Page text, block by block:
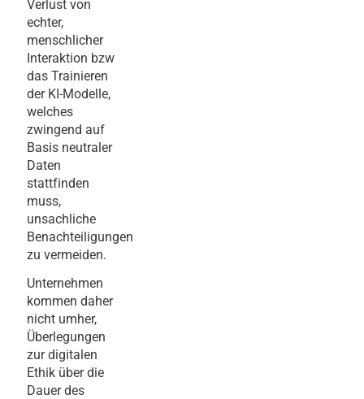
Verlust von
echter,
menschlicher
Interaktion bzw
das Trainieren
der KI-Modelle,
welches
zwingend auf
Basis neutraler
Daten
stattfinden
muss,
unsachliche
Benachteiligungen
zu vermeiden.
Unternehmen
kommen daher
nicht umher,
Überlegungen
zur digitalen
Ethik über die
Dauer des